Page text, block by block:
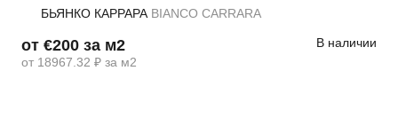
БЬЯНКО КАРРАРА BIANCO CARRARA
от €200 за м2
от 18967.32 ₽ за м2
В наличии